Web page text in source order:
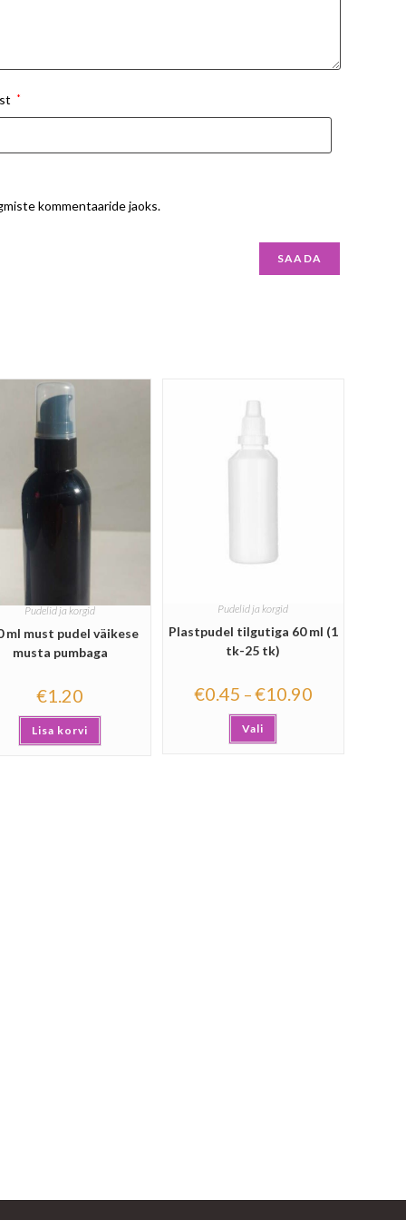
*
kommentaaride jaoks.
Pudelid ja korgid
ml must pudel väikese
musta pumbaga
€1.20
Lisa korvi
Pudelid ja korgid
Plastpudel tilgutiga 60 ml (1
tk-25 tk)
€0.45 –€10.90
Vali